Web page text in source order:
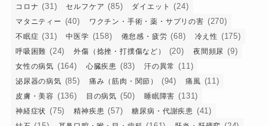
コロナ (31) セルフケア (85) ダイエット (24)
マタニティー (40) ワクチン・手術・薬・サプリの害 (270)
不眠症 (31) 中医学 (158) 倦怠感・疲労 (68) 冷え性 (175)
呼吸困難 (24) 外傷（捻挫・打撲傷など） (20) 夜間頻尿 (9)
女性の病気 (164) 心臓疾患 (83) 汗の異常 (11)
泌尿器の病気 (85) 痛み（筋肉・関節） (94) 痛風 (11)
皮膚・美容 (136) 目の病気 (50) 睡眠障害 (131)
神経症状 (75) 精神疾患 (57) 糖尿病・代謝疾患 (41)